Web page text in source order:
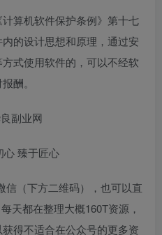
算机软件保护条例》第十七
的设计思想和原理，通过安
式使用软件的，可以不经软
酬。
副业网
心 臻于匠心
（下方二维码），也可以直
天都在整理大概160T资源，
得不适合在公众号的更多资